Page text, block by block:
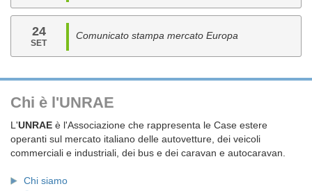
24
SET
Comunicato stampa mercato Europa
Chi è l'UNRAE
L'UNRAE è l'Associazione che rappresenta le Case estere
operanti sul mercato italiano delle autovetture, dei veicoli
commerciali e industriali, dei bus e dei caravan e autocaravan.
Chi siamo